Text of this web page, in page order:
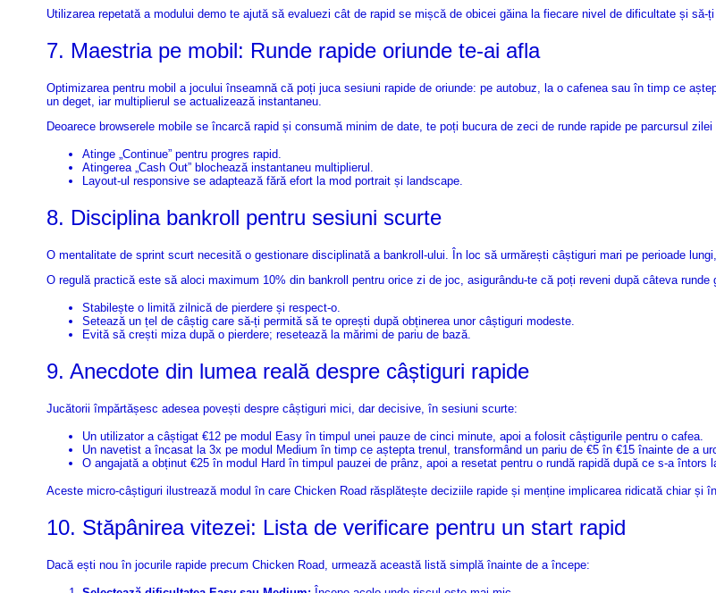
Utilizarea repetată a modului demo te ajută să evaluezi cât de rapid se mișcă de obicei găina la fiecare nivel de dificultate și să-
7. Maestria pe mobil: Runde rapide oriunde te-ai afla
Optimizarea pentru mobil a jocului înseamnă că poți juca sesiuni rapide de oriunde: pe autobuz, la o cafenea sau în timp ce
un deget, iar multiplierul se actualizează instantaneu.
Deoarece browserele mobile se încarcă rapid și consumă minim de date, te poți bucura de zeci de runde rapide pe parcursul
Atinge „Continue” pentru progres rapid.
Atingerea „Cash Out” blochează instantaneu multiplierul.
Layout-ul responsive se adaptează fără efort la mod portrait și landscape.
8. Disciplina bankroll pentru sesiuni scurte
O mentalitate de sprint scurt necesită o gestionare disciplinată a bankroll-ului. În loc să urmărești câștiguri mari pe perioade
O regulă practică este să aloci maximum 10% din bankroll pentru orice zi de joc, asigurându-te că poți reveni după câteva runde
Stabilește o limită zilnică de pierdere și respect-o.
Setează un țel de câștig care să-ți permită să te oprești după obținerea unor câștiguri modeste.
Evită să crești miza după o pierdere; resetează la mărimi de pariu de bază.
9. Anecdote din lumea reală despre câștiguri rapide
Jucătorii împărtășesc adesea povești despre câștiguri mici, dar decisive, în sesiuni scurte:
Un utilizator a câștigat €12 pe modul Easy în timpul unei pauze de cinci minute, apoi a folosit câștigurile pentru o cafea.
Un navetist a încasat la 3x pe modul Medium în timp ce aștepta trenul, transformând un pariu de €5 în €15 înainte de a
O angajată a obținut €25 în modul Hard în timpul pauzei de prânz, apoi a resetat pentru o rundă rapidă după ce s-a întors
Aceste micro‑câștiguri ilustrează modul în care Chicken Road răsplătește deciziile rapide și menține implicarea ridicată chiar și
10. Stăpânirea vitezei: Lista de verificare pentru un start rapid
Dacă ești nou în jocurile rapide precum Chicken Road, urmează această listă simplă înainte de a începe: